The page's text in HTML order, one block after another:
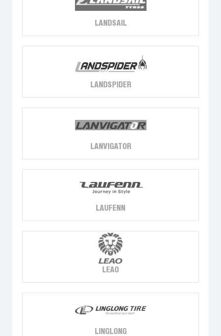
LANDSAIL
LANDSPIDER
LANVIGATOR
LAUFENN
LEAO
LINGLONG